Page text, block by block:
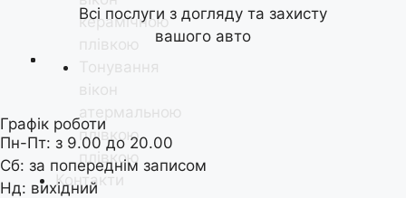
керамічною
плівкою
Тонування
вікон
атермальною
плівкою
плівкою
Контакти
Всі послуги з догляду та захисту
вашого авто
Графік роботи
Пн-Пт: з 9.00 до 20.00
Сб: за попереднім записом
Нд: вихідний